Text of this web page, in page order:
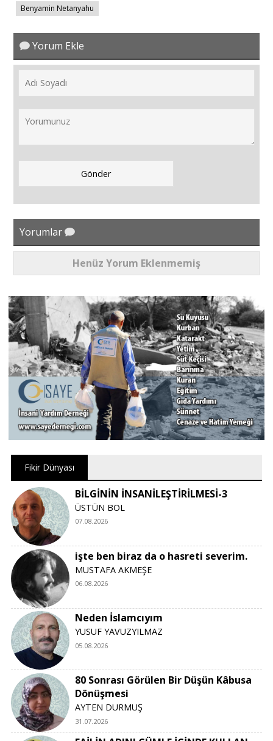
Benyamin Netanyahu
Yorum Ekle
Yorumlar
Henüz Yorum Eklenmemiş
Fikir Dünyası
BİLGİNİN İNSANİLEŞTİRİLMESİ-3
ÜSTÜN BOL
07.08.2026
işte ben biraz da o hasreti severim.
MUSTAFA AKMEŞE
06.08.2026
Neden İslamcıyım
YUSUF YAVUZYILMAZ
05.08.2026
80 Sonrası Görülen Bir Düşün Kâbusa
Dönüşmesi
AYTEN DURMUŞ
31.07.2026